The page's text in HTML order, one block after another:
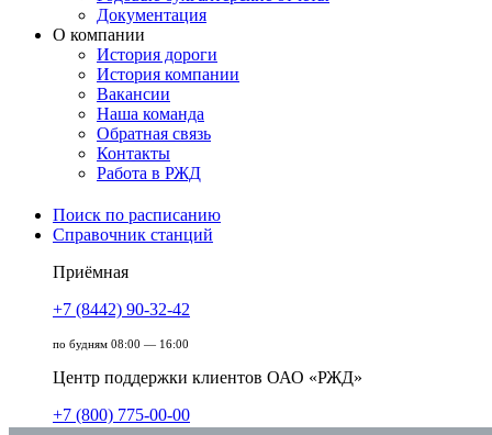
Документация
О компании
История дороги
История компании
Вакансии
Наша команда
Обратная связь
Контакты
Работа в РЖД
Поиск по расписанию
Справочник станций
Приёмная
+7 (8442) 90-32-42
по будням 08:00 — 16:00
Центр поддержки клиентов ОАО «РЖД»
+7 (800) 775-00-00